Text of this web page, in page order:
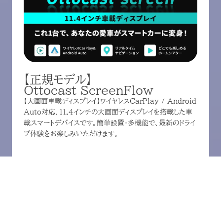
【正規モデル】
Ottocast ScreenFlow
【大画面車載ディスプレイ】ワイヤレスCarPlay / Android
Auto対応、11.4インチの大画面ディスプレイを搭載した車
載スマートデバイスです。簡単設置・多機能で、最新のドライ
ブ体験をお楽しみいただけます。